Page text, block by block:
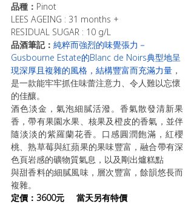
品種： Pinot
LEES AGEING : 31 months +
RESIDUAL SUGAR : 10 g/L
品酒筆記： 純粹而強烈的味覺張力－
Gusbourne Estate的Blanc de Noirs典型地呈
現深厚且複雜的風格，結構豐富而充滿力量 ，
是一款能牢牢抓住味蕾注意力、令人難以忘懷
的佳釀。
酒色淡金，氣泡細膩活潑。香氣散發清新果
香，帶有果園水果、核果及橙皮的香氣，並伴
隨淡淡的紫羅蘭花香。口感圓潤飽滿，紅櫻
桃、熟草莓與紅蘋果的果味豐富，融合帶有深
色頁岩感的礦物質氣息，以及剛出爐糕點
與甜香料的細膩風味，層次豐富，餘韻悠長而
複雜。
定價：3600元     當天另有特價